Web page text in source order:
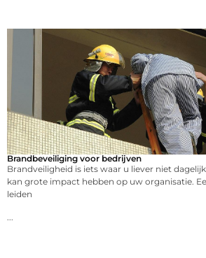
Brandbeveiliging voor bedrijven
Brandveiligheid is iets waar u liever niet
kan grote impact hebben op uw organisatie.
leiden